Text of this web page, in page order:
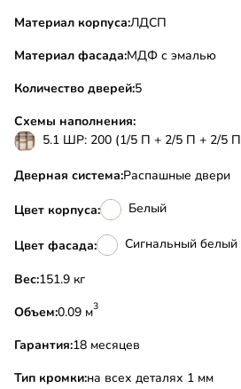
Материал корпуса:ЛДСП
Материал фасада:МДФ с эмалью
Количество дверей:5
Схемы наполнения:
5.1 ШР: 200 (1/5 П + 2/5 П + 2/5
Дверная система:Распашные двери
Цвет корпуса: Белый
Цвет фасада: Сигнальный белый
Вес:
151.9 кг
Объем:
0.09 м3
Гарантия:18 месяцев
Тип кромки:на всех деталях 1 мм